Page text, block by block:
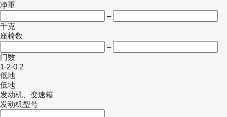
净重
–
千克
座椅数
–
门数
1-2-0 2
低地
低地
发动机、变速箱
发动机型号